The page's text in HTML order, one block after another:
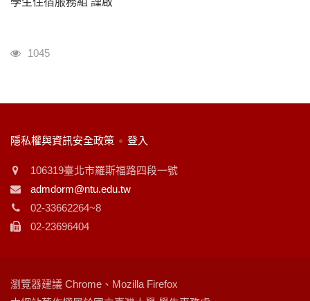
瀏覽人次
1045
:::
隱私權與資訊安全政策 登入
106319臺北市羅斯福路四段一號
admdorm@ntu.edu.tw
02-33662264~8
02-23696404
瀏覽器建議 Chrome、Mozilla Firefox